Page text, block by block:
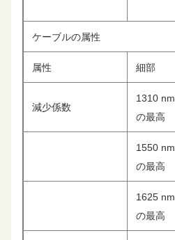
ケーブルの属性
属性 細部
減少係数
1310 nm
の最高
1550 nm
の最高
1625 nm
の最高